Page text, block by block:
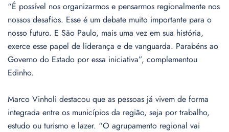
“É possível nos organizarmos e pensarmos regionalmente nos
nossos desafios. Esse é um debate muito importante para o
nosso futuro. E São Paulo, mais uma vez em sua história,
exerce esse papel de liderança e de vanguarda. Parabéns ao
Governo do Estado por essa iniciativa”, complementou
Edinho.
Marco Vinholi destacou que as pessoas já vivem de forma
integrada entre os municípios da região, seja por trabalho,
estudo ou turismo e lazer. “O agrupamento regional vai